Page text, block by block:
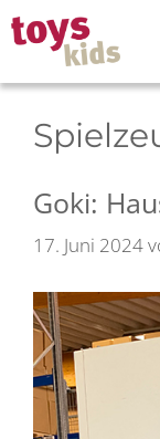
Zum
Inhalt
springen
Goki:
17. Juni 2024